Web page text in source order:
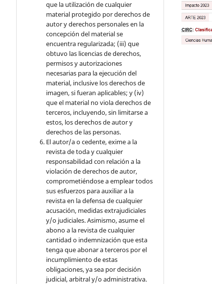
que la utilización de cualquier
material protegido por derechos de
autor y derechos personales en la
concepción del material se
encuentra regularizada; (iii) que
obtuvo las licencias de derechos,
permisos y autorizaciones
necesarias para la ejecución del
material, inclusive los derechos de
imagen, si fueran aplicables; y (iv)
que el material no viola derechos de
terceros, incluyendo, sin limitarse a
estos, los derechos de autor y
derechos de las personas.
El autor/a o cedente, exime a la
revista de toda y cualquier
responsabilidad con relación a la
violación de derechos de autor,
comprometiéndose a emplear todos
sus esfuerzos para auxiliar a la
revista en la defensa de cualquier
acusación, medidas extrajudiciales
y/o judiciales. Asimismo, asume el
abono a la revista de cualquier
cantidad o indemnización que esta
tenga que abonar a terceros por el
incumplimiento de estas
obligaciones, ya sea por decisión
judicial, arbitral y/o administrativa.